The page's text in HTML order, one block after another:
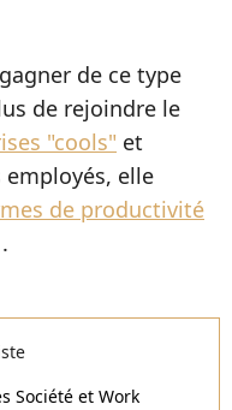
de ce type
de rejoindre le
"cools" et
employés, elle
de productivité
.
Société et Work